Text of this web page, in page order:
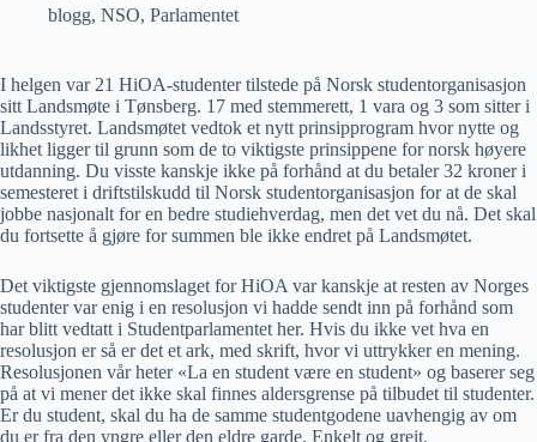
blogg, NSO, Parlamentet
I helgen var 21 HiOA-studenter tilstede på Norsk studentorganisasjon
sitt Landsmøte i Tønsberg. 17 med stemmerett, 1 vara og 3 som sitter i
Landsstyret. Landsmøtet vedtok et nytt prinsipprogram hvor nytte og
likhet ligger til grunn som de to viktigste prinsippene for norsk høyere
utdanning. Du visste kanskje ikke på forhånd at du betaler 32 kroner i
semesteret i driftstilskudd til Norsk studentorganisasjon for at de skal
jobbe nasjonalt for en bedre studiehverdag, men det vet du nå. Det skal
du fortsette å gjøre for summen ble ikke endret på Landsmøtet.
Det viktigste gjennomslaget for HiOA var kanskje at resten av Norges
studenter var enig i en resolusjon vi hadde sendt inn på forhånd som
har blitt vedtatt i Studentparlamentet her. Hvis du ikke vet hva en
resolusjon er så er det et ark, med skrift, hvor vi uttrykker en mening.
Resolusjonen vår heter «La en student være en student» og baserer seg
på at vi mener det ikke skal finnes aldersgrense på tilbudet til studenter.
Er du student, skal du ha de samme studentgodene uavhengig av om
du er fra den yngre eller den eldre garde. Enkelt og greit.